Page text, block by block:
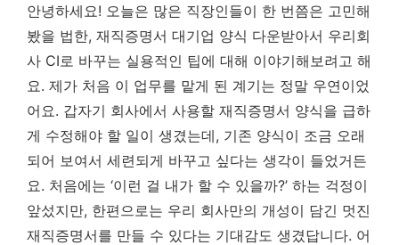
안녕하세요! 오늘은 많은 직장인들이 한 번쯤은 고민해
봤을 법한, 재직증명서 대기업 양식 다운받아서 우리회
사 CI로 바꾸는 실용적인 팁에 대해 이야기해보려고 해
요. 제가 처음 이 업무를 맡게 된 계기는 정말 우연이었
어요. 갑자기 회사에서 사용할 재직증명서 양식을 급하
게 수정해야 할 일이 생겼는데, 기존 양식이 조금 오래
되어 보여서 세련되게 바꾸고 싶다는 생각이 들었거든
요. 처음에는 ‘이런 걸 내가 할 수 있을까?’ 하는 걱정이
앞섰지만, 한편으로는 우리 회사만의 개성이 담긴 멋진
재직증명서를 만들 수 있다는 기대감도 생겼답니다. 어